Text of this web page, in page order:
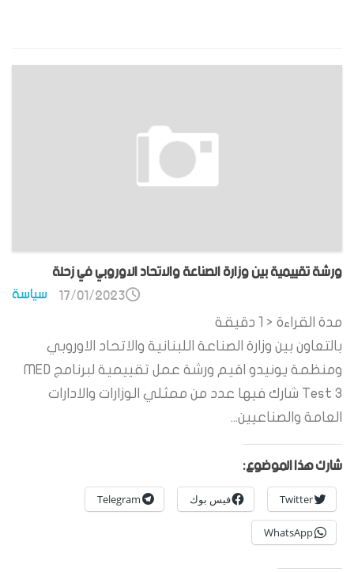
ورشة تقييمية بين وزارة الصناعة والاتحاد الاوروبي في زحلة
سياسة 17/01/2023
مدة القراءة < 1
دقيقة
بالتعاون بين وزارة الصناعة اللبنانية والاتحاد الاوروبي
ومنظمة يونيدو اقيم ورشة عمل تقييمية لبرنامج MED
Test 3 شارك فيها عدد من ممثلي الوزارات والادارات
العامة والصناعيين...
شارك هذا الموضوع:
Twitter فيس بوك Telegram
WhatsApp